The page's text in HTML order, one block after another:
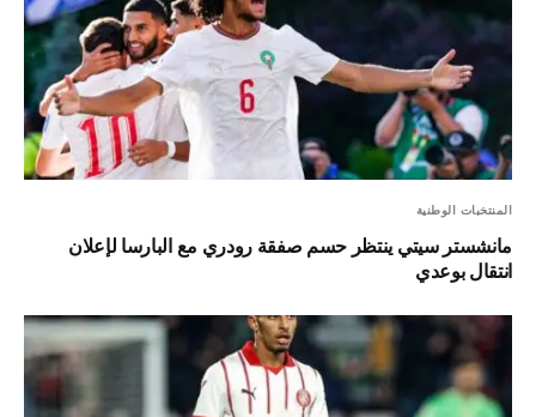
المنتخبات الوطنية
مانشستر سيتي ينتظر حسم صفقة رودري مع البارسا لإعلان
انتقال بوعدي